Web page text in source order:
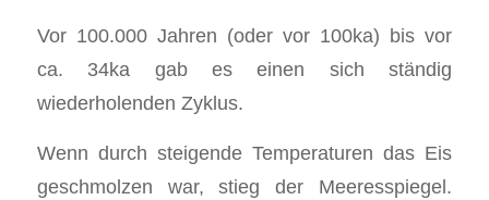
Vor 100.000 Jahren (oder vor 100ka) bis vor
ca. 34ka gab es einen sich ständig
wiederholenden Zyklus.
Wenn durch steigende Temperaturen das Eis
geschmolzen war, stieg der Meeresspiegel.